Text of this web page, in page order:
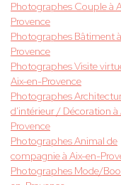
Photographes Couple à
Provence
Photographes Bâtiment
Provence
Photographes Visite
Aix-en-Provence
Photographes
d'intérieur / Décoration à
Provence
Photographes Animal de
compagnie à Aix-en-
Photographes Mode/